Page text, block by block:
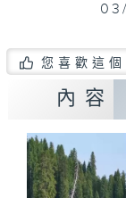
您喜歡這
內容